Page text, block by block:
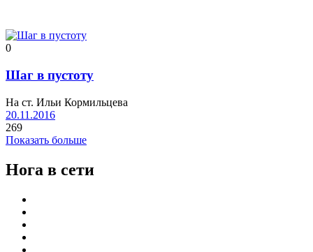
0
Шаг в пустоту
На ст. Ильи Кормильцева
20.11.2016
269
Показать больше
Нога в сети